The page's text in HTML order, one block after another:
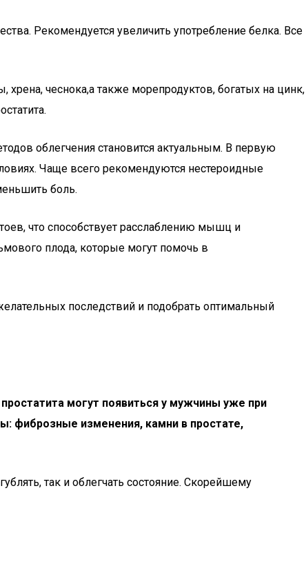
Рекомендуется увеличить употребление белка. Все
чеснока,а также морепродуктов, богатых на цинк,
облегчения становится актуальным. В первую
Чаще всего рекомендуются нестероидные
боль.
что способствует расслаблению мышц и
плода, которые могут помочь в
последствий и подобрать оптимальный
могут появиться у мужчины уже при
фиброзные изменения, камни в простате,
так и облегчать состояние. Скорейшему